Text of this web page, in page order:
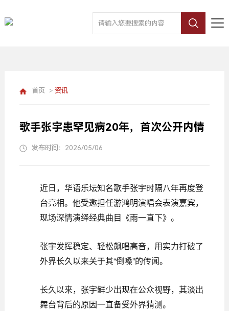
首页 > 资讯
歌手张宇患罕见病20年，首次公开内情
发布时间：2026/05/06
近日，华语乐坛知名歌手张宇时隔八年再度登
台亮相。他受邀担任游鸿明演唱会表演嘉宾，
现场深情演绎经典曲目《雨一直下》。
张宇发挥稳定、轻松飙唱高音，用实力打破了
外界长久以来关于其“倒嗓”的传闻。
长久以来，张宇鲜少出现在公众视野，其淡出
舞台背后的原因一直备受外界猜测。